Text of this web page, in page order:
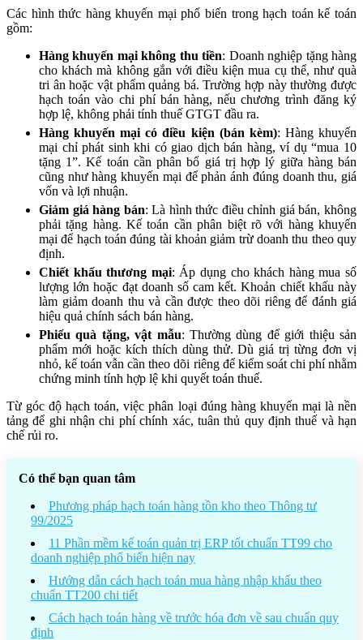
Các hình thức hàng khuyến mại phổ biến trong hạch toán kế toán
gồm:
Hàng khuyến mại không thu tiền: Doanh nghiệp tặng hàng
cho khách mà không gắn với điều kiện mua cụ thể, như quà
tri ân hoặc vật phẩm quảng bá. Trường hợp này thường được
hạch toán vào chi phí bán hàng, nếu chương trình đăng ký
hợp lệ, không phải tính thuế GTGT đầu ra.
Hàng khuyến mại có điều kiện (bán kèm): Hàng khuyến
mại chỉ phát sinh khi có giao dịch bán hàng, ví dụ “mua 10
tặng 1”. Kế toán cần phân bổ giá trị hợp lý giữa hàng bán
cũng như hàng khuyến mại để phản ánh đúng doanh thu, giá
vốn và lợi nhuận.
Giảm giá hàng bán: Là hình thức điều chỉnh giá bán, không
phải tặng hàng. Kế toán cần phân biệt rõ với hàng khuyến
mại để hạch toán đúng tài khoản giảm trừ doanh thu theo quy
định.
Chiết khấu thương mại: Áp dụng cho khách hàng mua số
lượng lớn hoặc đạt doanh số cam kết. Khoản chiết khấu này
làm giảm doanh thu và cần được theo dõi riêng để đánh giá
hiệu quả chính sách bán hàng.
Phiếu quà tặng, vật mẫu: Thường dùng để giới thiệu sản
phẩm mới hoặc kích thích dùng thử. Dù giá trị từng đơn vị
nhỏ, kế toán vẫn cần theo dõi riêng để kiểm soát chi phí nhằm
chứng minh tính hợp lệ khi quyết toán thuế.
Từ góc độ hạch toán, việc phân loại đúng hàng khuyến mại là nền
tảng để ghi nhận chi phí chính xác, tuân thủ quy định thuế và hạn
chế rủi ro.
Có thể bạn quan tâm
Phương pháp hạch toán hàng tồn kho theo Thông tư
99/2025
11 Phần mềm kế toán quản trị ERP tốt chuẩn TT99 cho
doanh nghiệp phổ biến hiện nay
Hướng dẫn cách hạch toán mua hàng nhập khẩu theo
chuẩn TT200 chi tiết
Cách hạch toán hàng về trước hóa đơn về sau chuẩn quy
định